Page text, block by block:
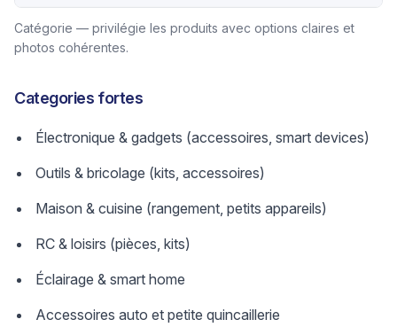
Catégorie — privilégie les produits avec options claires et
photos cohérentes.
Categories fortes
Électronique & gadgets (accessoires, smart devices)
Outils & bricolage (kits, accessoires)
Maison & cuisine (rangement, petits appareils)
RC & loisirs (pièces, kits)
Éclairage & smart home
Accessoires auto et petite quincaillerie